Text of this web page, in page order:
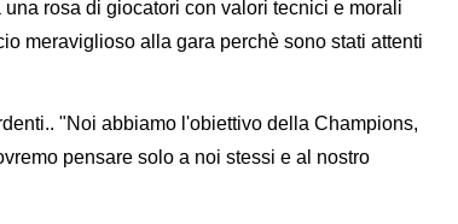
rosa di giocatori con valori tecnici e morali
meraviglioso alla gara perchè sono stati attenti
"Noi abbiamo l'obiettivo della Champions,
pensare solo a noi stessi e al nostro